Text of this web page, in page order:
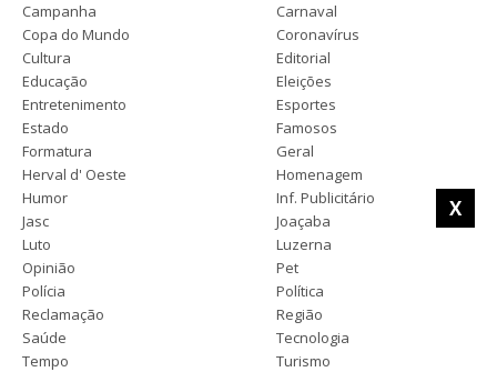
X
Campanha
Carnaval
Copa do Mundo
Coronavírus
Cultura
Editorial
Educação
Eleições
Entretenimento
Esportes
Estado
Famosos
Formatura
Geral
Herval d' Oeste
Homenagem
Humor
Inf. Publicitário
Jasc
Joaçaba
Luto
Luzerna
Opinião
Pet
Polícia
Política
Reclamação
Região
Saúde
Tecnologia
Tempo
Turismo